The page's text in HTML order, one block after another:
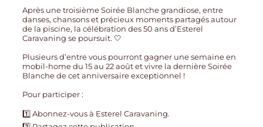
Après une troisième Soirée Blanche grandiose, entre
danses, chansons et précieux moments partagés autour
de la piscine, la célébration des 50 ans d’Esterel
Caravaning se poursuit. 🤍
Plusieurs d’entre vous pourront gagner une semaine en
mobil-home du 15 au 22 août et vivre la dernière Soirée
Blanche de cet anniversaire exceptionnel !
Pour participer :
1️⃣ Abonnez-vous à Esterel Caravaning.